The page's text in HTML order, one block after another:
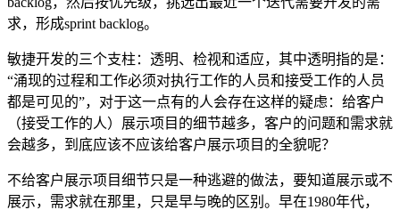
求，形成sprint backlog。
敏捷开发的三个支柱：透明、检视和适应，其中透明指的是 ：
“涌现的过程和工作必须对执行工作的人员和接受工作的人员
都是可见的”， 对于这一点有的人会存在这样的疑虑：给客户
（接受工作的人）展示项目的细节越多，客户的问题和需求就
会越多， 到底应该不应该给客户展示项目的全貌呢？
不给客户展示项目细节只是一种逃避的做法， 要知道展示或不
展示，需求就在那里，只是早与晚的区别。早在1980年代，